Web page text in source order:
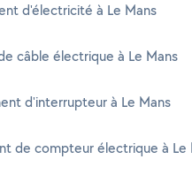
d'électricité à Le Mans
câble électrique à Le Mans
d'interrupteur à Le Mans
de compteur électrique à Le